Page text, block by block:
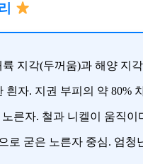
륙 지각(두꺼움)과 해양 지
흰자. 지권 부피의 약 80%
른자. 철과 니켈이 움직이
로 굳은 노른자 중심. 엄청